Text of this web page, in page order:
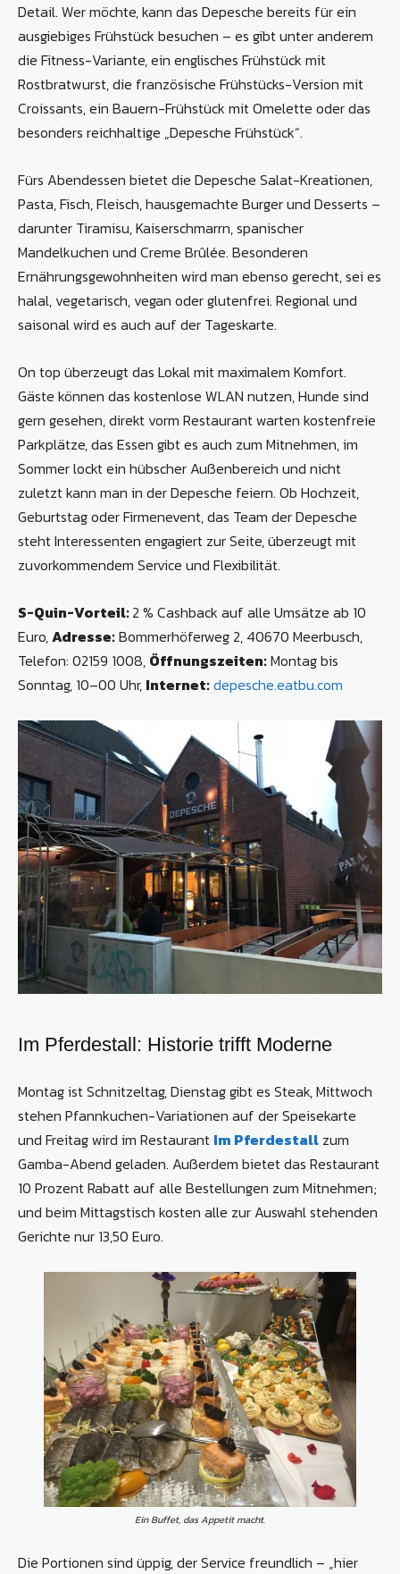
Detail. Wer möchte, kann das Depesche bereits für ein
ausgiebiges Frühstück besuchen – es gibt unter anderem
die Fitness-Variante, ein englisches Frühstück mit
Rostbratwurst, die französische Frühstücks-Version mit
Croissants, ein Bauern-Frühstück mit Omelette oder das
besonders reichhaltige „Depesche Frühstück“.
Fürs Abendessen bietet die Depesche Salat-Kreationen,
Pasta, Fisch, Fleisch, hausgemachte Burger und Desserts –
darunter Tiramisu, Kaiserschmarrn, spanischer
Mandelkuchen und Creme Brûlée. Besonderen
Ernährungsgewohnheiten wird man ebenso gerecht, sei es
halal, vegetarisch, vegan oder glutenfrei. Regional und
saisonal wird es auch auf der Tageskarte.
On top überzeugt das Lokal mit maximalem Komfort.
Gäste können das kostenlose WLAN nutzen, Hunde sind
gern gesehen, direkt vorm Restaurant warten kostenfreie
Parkplätze, das Essen gibt es auch zum Mitnehmen, im
Sommer lockt ein hübscher Außenbereich und nicht
zuletzt kann man in der Depesche feiern. Ob Hochzeit,
Geburtstag oder Firmenevent, das Team der Depesche
steht Interessenten engagiert zur Seite, überzeugt mit
zuvorkommendem Service und Flexibilität.
S-Quin-Vorteil:2 % Cashback auf alle Umsätze ab 10
Euro,Adresse:Bommerhöferweg 2, 40670 Meerbusch,
Telefon: 02159 1008, Öffnungszeiten:Montag bis
Sonntag, 10–00 Uhr, Internet:depesche.eatbu.com
Im Pferdestall: Historie trifft Moderne
Montag ist Schnitzeltag, Dienstag gibt es Steak, Mittwoch
stehen Pfannkuchen-Variationen auf der Speisekarte
und Freitag wird im Restaurant Im Pferdestall zum
Gamba-Abend geladen. Außerdem bietet das Restaurant
10 Prozent Rabatt auf alle Bestellungen zum Mitnehmen;
und beim Mittagstisch kosten alle zur Auswahl stehenden
Gerichte nur 13,50 Euro.
Ein Buffet, das Appetit macht.
Die Portionen sind üppig, der Service freundlich – „hier